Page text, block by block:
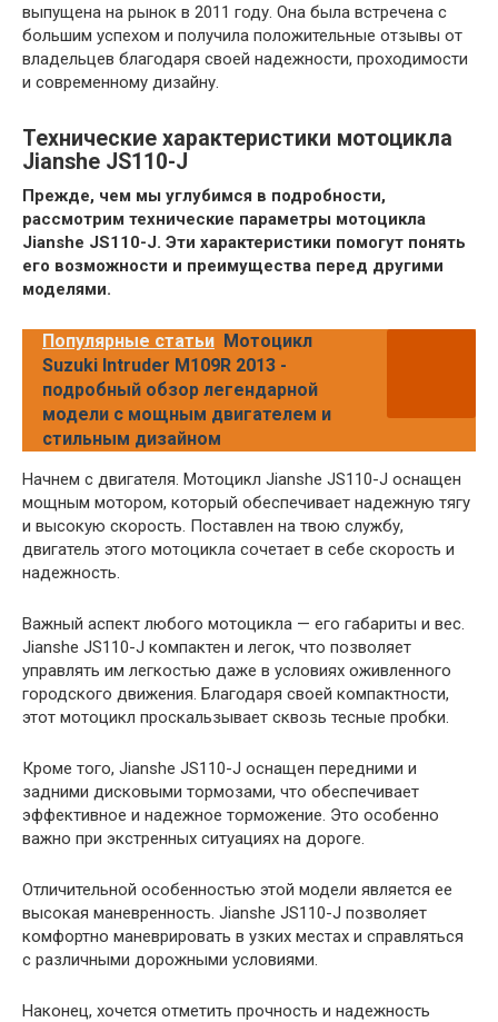
выпущена на рынок в 2011 году. Она была встречена с
большим успехом и получила положительные отзывы от
владельцев благодаря своей надежности, проходимости
и современному дизайну.
Технические характеристики мотоцикла
Jianshe JS110-J
Прежде, чем мы углубимся в подробности,
рассмотрим технические параметры мотоцикла
Jianshe JS110-J. Эти характеристики помогут понять
его возможности и преимущества перед другими
моделями.
Популярные статьи Мотоцикл
Suzuki Intruder M109R 2013 -
подробный обзор легендарной
модели с мощным двигателем и
стильным дизайном
Начнем с двигателя. Мотоцикл Jianshe JS110-J оснащен
мощным мотором, который обеспечивает надежную тягу
и высокую скорость. Поставлен на твою службу,
двигатель этого мотоцикла сочетает в себе скорость и
надежность.
Важный аспект любого мотоцикла — его габариты и вес.
Jianshe JS110-J компактен и легок, что позволяет
управлять им легкостью даже в условиях оживленного
городского движения. Благодаря своей компактности,
этот мотоцикл проскальзывает сквозь тесные пробки.
Кроме того, Jianshe JS110-J оснащен передними и
задними дисковыми тормозами, что обеспечивает
эффективное и надежное торможение. Это особенно
важно при экстренных ситуациях на дороге.
Отличительной особенностью этой модели является ее
высокая маневренность. Jianshe JS110-J позволяет
комфортно маневрировать в узких местах и справляться
с различными дорожными условиями.
Наконец, хочется отметить прочность и надежность